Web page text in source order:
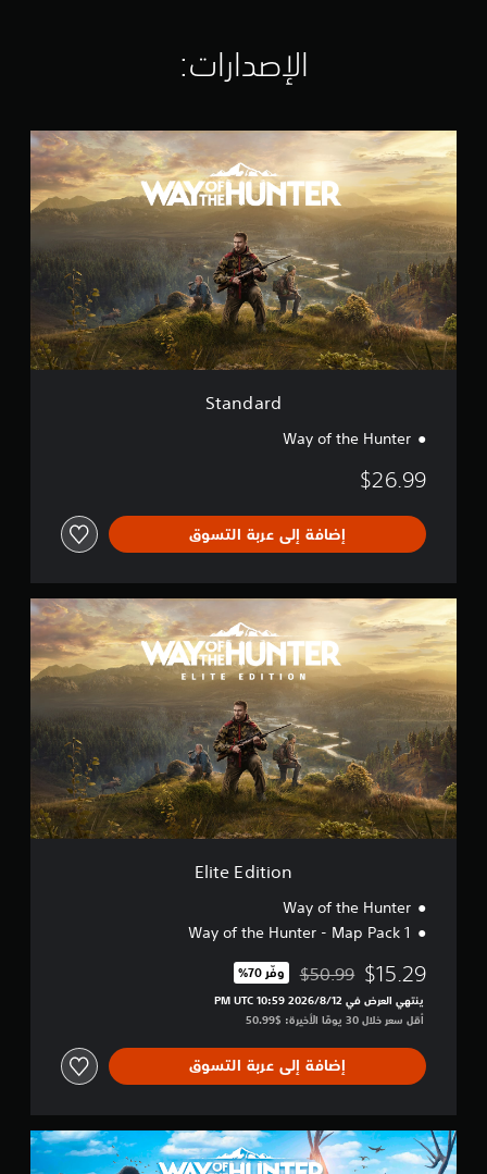
ق
ي
ي
م
ا
ت
الإصدارات:‏
S
t
a
n
d
a
r
d
Standard
Way of the Hunter
$26.99
إضافة إلى عربة التسوق
E
l
i
t
e
E
d
i
i
o
n
Elite Edition
Way of the Hunter
Way of the Hunter - Map Pack 1
$15.29 مخصوم من السعر الأصلي البالغ $50.99‏
$50.99 وفّر 70%‏
ينتهي العرض في 12‏/8‏/2026 10:59 PM UTC‏
أقل سعر خلال 30 يومًا الأخيرة: $50.99‏
إضافة إلى عربة التسوق
U
l